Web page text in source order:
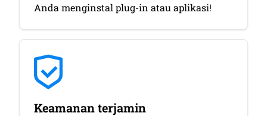
Anda menginstal plug-in atau aplikasi!
Keamanan terjamin